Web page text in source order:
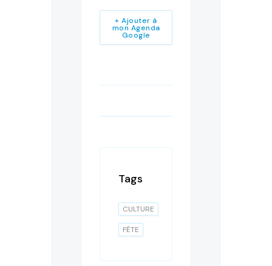
+ Ajouter à
mon Agenda
Google
Tags
CULTURE
FÊTE